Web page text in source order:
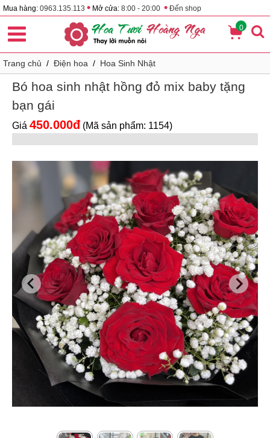
Mua hàng: 0963.135.113 • Mở cửa: 8:00 - 20:00 • Đến shop
0
Trang chủ / Điện hoa / Hoa Sinh Nhật
Bó hoa sinh nhật hồng đỏ mix baby tặng
bạn gái
Giá 450.000đ (Mã sản phẩm: 1154)